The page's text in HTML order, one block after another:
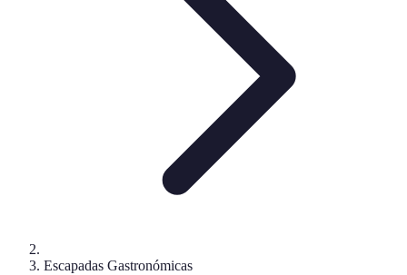
Escapadas Gastronómicas